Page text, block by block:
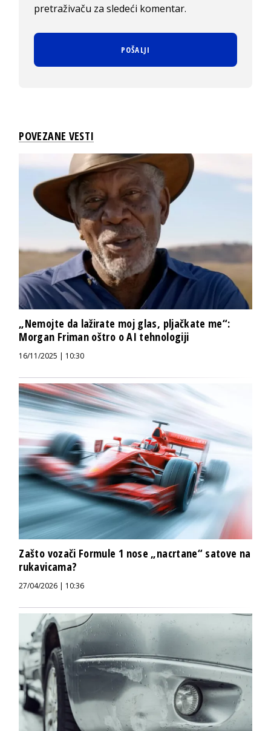
pretraživaču za sledeći komentar.
POVEZANE VESTI
„Nemojte da lažirate moj glas, pljačkate me“:
Morgan Friman oštro o AI tehnologiji
16/11/2025 | 10:30
Zašto vozači Formule 1 nose „nacrtane“ satove na
rukavicama?
27/04/2026 | 10:36